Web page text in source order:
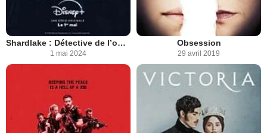
Shardlake : Détective de l’ombre
1 mai 2024
Obsession
29 avril 2019